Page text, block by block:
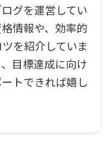
グを運営してい
情報や、効率的
を紹介していま
目標達成に向け
トできれば嬉し